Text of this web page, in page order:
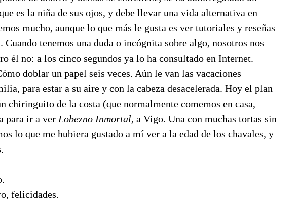
es la niña de sus ojos, y debe llevar una vida alternativa en
mucho, aunque lo que más le gusta es ver tutoriales y reseñas
Cuando tenemos una duda o incógnita sobre algo, nosotros nos
él no: a los cinco segundos ya lo ha consultado en Internet.
doblar un papel seis veces. Aún le van las vacaciones
para estar a su aire y con la cabeza desacelerada. Hoy el plan
chiringuito de la costa (que normalmente comemos en casa,
para ir a ver Lobezno Inmortal, a Vigo. Una con muchas tortas sin
lo que me hubiera gustado a mí ver a la edad de los chavales, y
felicidades.